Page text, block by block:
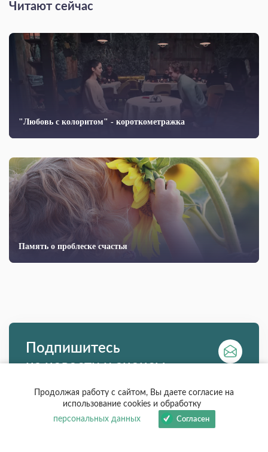
Читают сейчас
"Любовь с колоритом" - короткометражка
Память о проблеске счастья
Подпишитесь
на новости и анонсы
новости и анонсы
Продолжая работу с сайтом, Вы даете согласие на
использование cookies и обработку
персональных данных
Согласен